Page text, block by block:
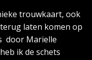
trouwkaart, ook
laten komen op
door Marielle
ik de schets